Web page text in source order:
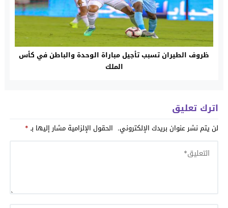
ظروف الطيران تسبب تأجيل مباراة الوحدة والباطن في كأس
الملك
اترك تعليق
لن يتم نشر عنوان بريدك الإلكتروني. الحقول الإلزامية مشار إليها بـ*